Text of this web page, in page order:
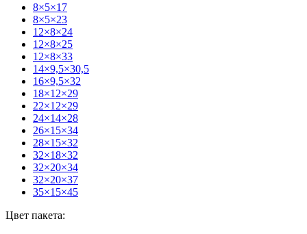
8×5×17
8×5×23
12×8×24
12×8×25
12×8×33
14×9,5×30,5
16×9,5×32
18×12×29
22×12×29
24×14×28
26×15×34
28×15×32
32×18×32
32×20×34
32×20×37
35×15×45
Цвет пакета: